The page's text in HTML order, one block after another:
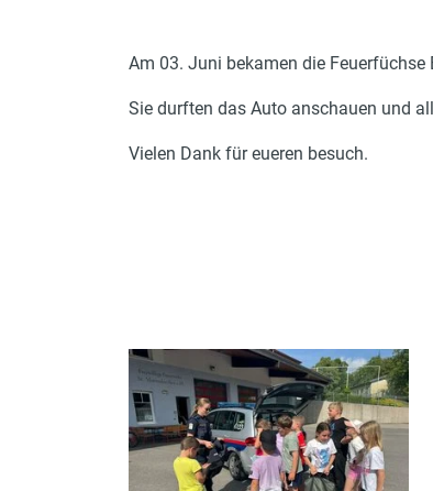
Am 03. Juni bekamen die
Sie durften das Auto anschauen und
Vielen Dank für eueren besuch.